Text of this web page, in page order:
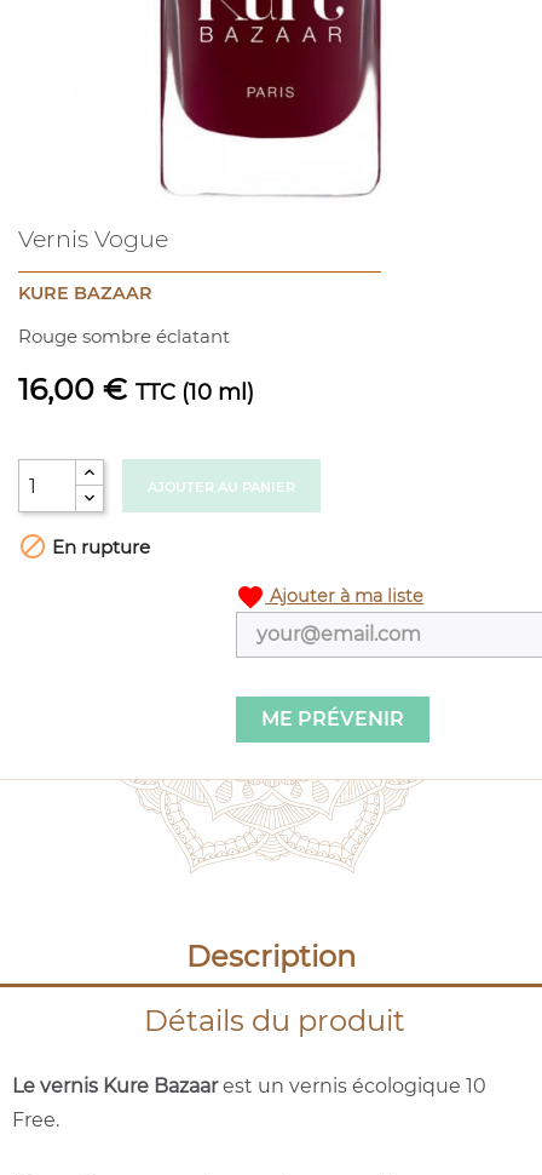
Vernis Vogue
KURE BAZAAR
Rouge sombre éclatant
16,00 € TTC (10 ml)
AJOUTER AU PANIER
 En rupture
favorite Ajouter à ma liste
ME PRÉVENIR
Description
Détails du produit
Le vernis Kure Bazaarest un vernis écologique 10
Free.